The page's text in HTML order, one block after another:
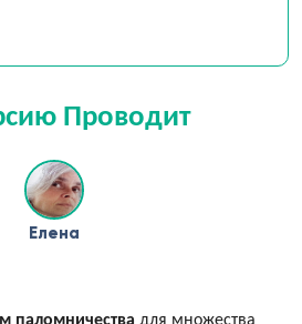
Проводит
Елена